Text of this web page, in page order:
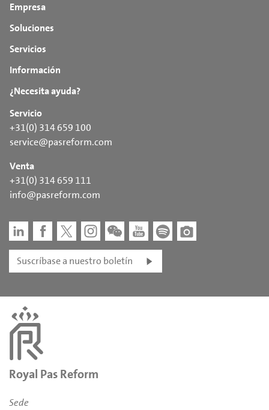
Empresa
Soluciones
Servicios
Información
¿Necesita ayuda?
Servicio
+31(0) 314 659 100
service@pasreform.com
Venta
+31(0) 314 659 111
info@pasreform.com
Suscríbase a nuestro boletín
Royal Pas Reform
Sede